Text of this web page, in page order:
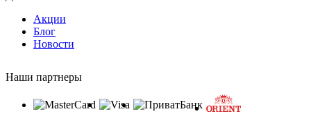
Акции
Блог
Новости
Наши партнеры